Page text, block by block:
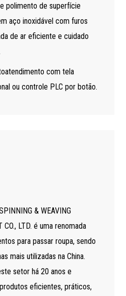
polimento de superfície
aço inoxidável com furos
de ar eficiente e cuidado
com tela
ou controle PLC por botão.
& WEAVING
CO., LTD. é uma renomada
para passar roupa, sendo
mais utilizadas na China.
setor há 20 anos e
eficientes, práticos,